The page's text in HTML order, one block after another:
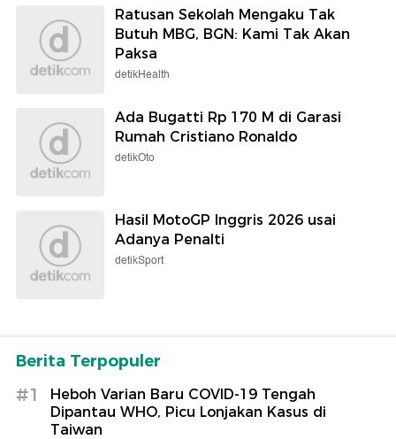
Ratusan Sekolah Mengaku Tak
Butuh MBG, BGN: Kami Tak Akan
Paksa
detikHealth
Ada Bugatti Rp 170 M di Garasi
Rumah Cristiano Ronaldo
detikOto
Hasil MotoGP Inggris 2026 usai
Adanya Penalti
detikSport
Berita Terpopuler
#1
Heboh Varian Baru COVID-19 Tengah
Dipantau WHO, Picu Lonjakan Kasus di
Taiwan